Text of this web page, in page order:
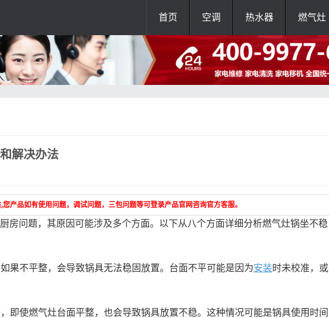
首页 空调 热水器 燃气灶
解决办法
产品如有使用问题，调试问题，三包问题等可登录产品官网咨询官方客服。
房问题，其原因可能涉及多个方面。以下从八个方面详细分析燃气灶锅坐不稳
果不平整，会导致锅具无法稳固放置。台面不平可能是因为安装时未校准，或
即使燃气灶台面平整，也会导致锅具放置不稳。这种情况可能是锅具使用时间